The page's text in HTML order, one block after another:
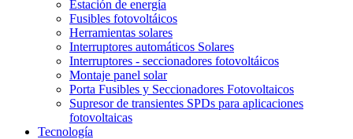
Estación de energía
Fusibles fotovoltáicos
Herramientas solares
Interruptores automáticos Solares
Interruptores - seccionadores fotovoltáicos
Montaje panel solar
Porta Fusibles y Seccionadores Fotovoltaicos
Supresor de transientes SPDs para aplicaciones
fotovoltaicas
Tecnología